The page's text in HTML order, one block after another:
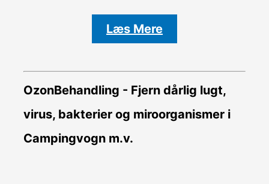
Læs Mere
OzonBehandling - Fjern dårlig lugt,
virus, bakterier og miroorganismer i
Campingvogn m.v.